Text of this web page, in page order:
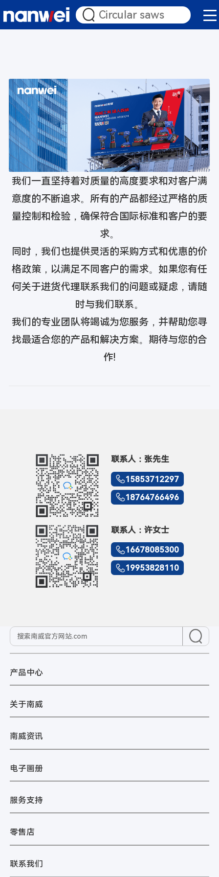
我们一直坚持着对质量的高度要求和对客户满
意度的不断追求。所有的产品都经过严格的质
量控制和检验，确保符合国际标准和客户的要
求。
同时，我们也提供灵活的采购方式和优惠的价
格政策，以满足不同客户的需求。如果您有任
何关于进货代理联系我们的问题或疑虑，请随
时与我们联系。
我们的专业团队将竭诚为您服务，并帮助您寻
找最适合您的产品和解决方案。期待与您的合
作!
联系人：张先生
15853712297
18764766496
联系人：许女士
16678085300
19953828110
产品中心
关于南威
南威资讯
电子画册
服务支持
零售店
联系我们